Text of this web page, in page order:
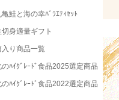
亀鮭と海の幸ﾊﾞﾗｴﾃｨｾｯﾄ
切身適量ギフト
入り商品一覧
のﾊｲｸﾞﾚｰﾄﾞ食品2025選定商品
のﾊｲｸﾞﾚｰﾄﾞ食品2022選定商品